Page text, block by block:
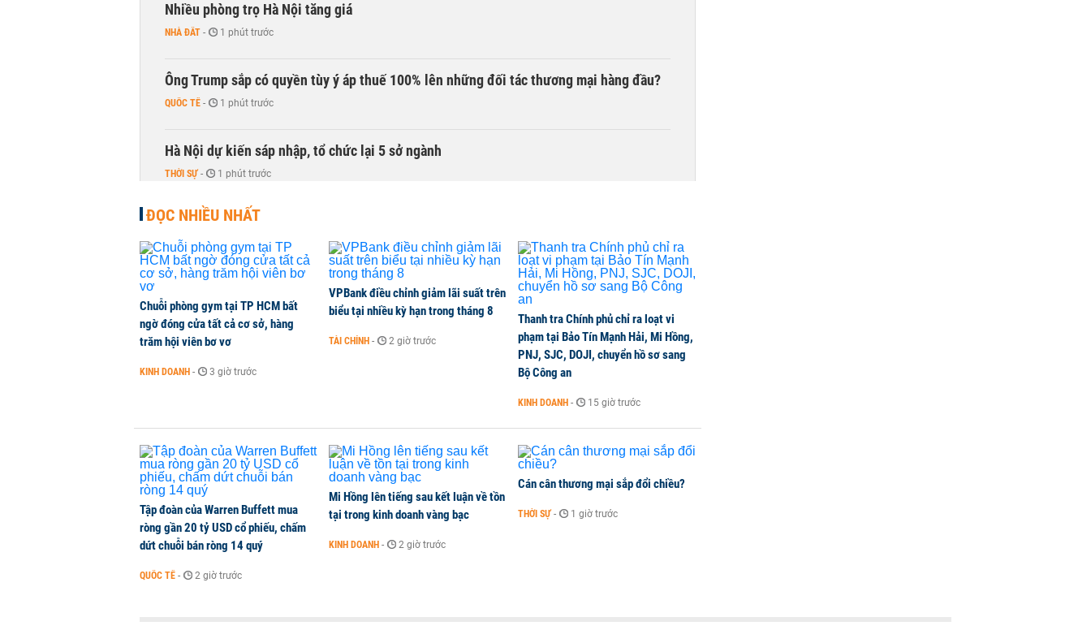
Nhiều phòng trọ Hà Nội tăng giá
NHÀ ĐẤT - 1 phút trước
Ông Trump sắp có quyền tùy ý áp thuế 100% lên những đối tác thương mại hàng đầu?
QUỐC TẾ - 1 phút trước
Hà Nội dự kiến sáp nhập, tổ chức lại 5 sở ngành
THỜI SỰ - 1 phút trước
PNJ công bố thông tin bất thường liên quan đến vấn đề nộp thuế
KINH DOANH - 1 phút trước
Vận tải biển toàn cầu tăng mạnh bất chấp căng thẳng địa chính trị
QUỐC TẾ - 1 phút trước
Việt Nam là điểm đến hấp dẫn với doanh nghiệp bán dẫn hàng đầu của Mỹ
ĐỌC NHIỀU NHẤT
Chuỗi phòng gym tại TP HCM bất
ngờ đóng cửa tất cả cơ sở, hàng
trăm hội viên bơ vơ
KINH DOANH - 3 giờ trước
VPBank điều chỉnh giảm lãi suất trên
biểu tại nhiều kỳ hạn trong tháng 8
TÀI CHÍNH - 2 giờ trước
Thanh tra Chính phủ chỉ ra loạt vi
phạm tại Bảo Tín Mạnh Hải, Mi Hồng,
PNJ, SJC, DOJI, chuyển hồ sơ sang
Bộ Công an
KINH DOANH - 15 giờ trước
Tập đoàn của Warren Buffett mua
ròng gần 20 tỷ USD cổ phiếu, chấm
dứt chuỗi bán ròng 14 quý
QUỐC TẾ - 2 giờ trước
Mi Hồng lên tiếng sau kết luận về tồn
tại trong kinh doanh vàng bạc
KINH DOANH - 2 giờ trước
Cán cân thương mại sắp đổi chiều?
THỜI SỰ - 1 giờ trước